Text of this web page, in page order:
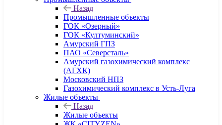
Назад
Промышленные объекты
ГОК «Озерный»
ГОК «Култуминский»
Амурский ГПЗ
ПАО «Северсталь»
Амурский газохимический комплекс
(АГХК)
Московский НПЗ
Газохимический комплекс в Усть-Луга
Жилые объекты
Назад
Жилые объекты